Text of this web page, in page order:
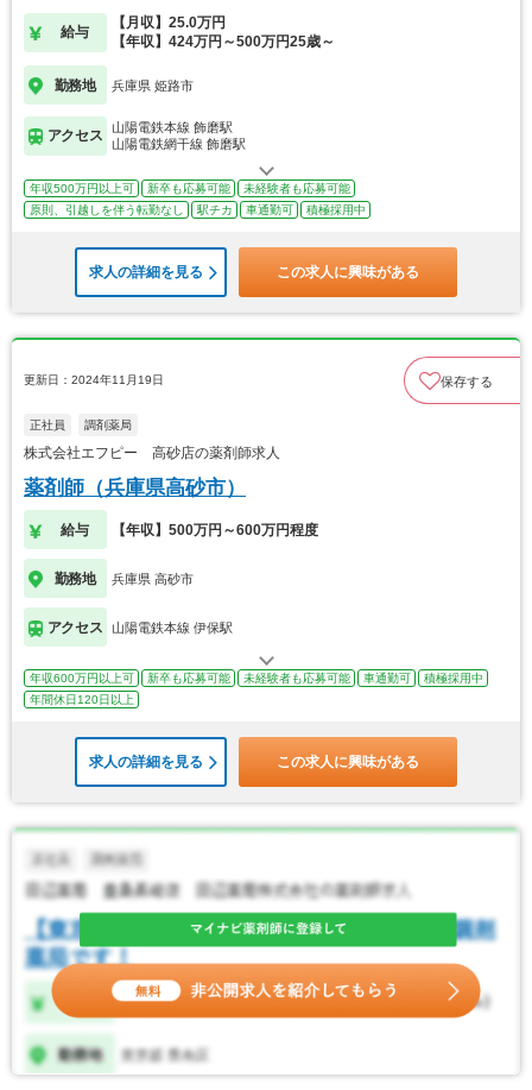
給与
【月収】25.0万円
【年収】424万円～500万円25歳～
勤務地 兵庫県 姫路市
アクセス
山陽電鉄本線 飾磨駅
山陽電鉄網干線 飾磨駅
年収500万円以上可 新卒も応募可能
未経験者も応募可能
原則、引越しを伴う転勤なし
駅チカ 車通勤可 積極採用中
求人の詳細を見る この求人に興味がある
更新日：2024年11月19日 保存する
正社員 調剤薬局
株式会社エフピー 高砂店の薬剤師求人
薬剤師（兵庫県高砂市）
給与 【年収】500万円～600万円程度
勤務地 兵庫県 高砂市
アクセス 山陽電鉄本線 伊保駅
年収600万円以上可 新卒も応募可能 未経験者も応募可能 車通勤可
積極採用中
年間休日120日以上
求人の詳細を見る この求人に興味がある